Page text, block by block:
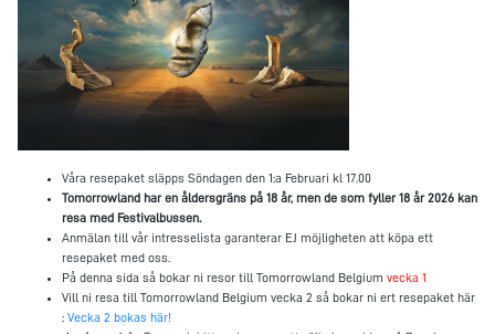
Våra resepaket släpps Söndagen den 1:a Februari kl 17.00
Tomorrowland har en åldersgräns på 18 år, men de som fyller 18 år 2026 kan
resa med Festivalbussen.
Anmälan till vår intresselista garanterar EJ möjligheten att köpa ett
resepaket med oss.
På denna sida så bokar ni resor till Tomorrowland Belgium vecka 1
Vill ni resa till Tomorrowland Belgium vecka 2 så bokar ni ert resepaket här
: Vecka 2 bokas här!